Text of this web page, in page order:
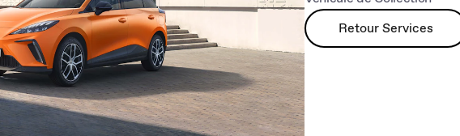
Qui peut commander ?
Toute personne
Pour l’obtention d’un
Retour Services